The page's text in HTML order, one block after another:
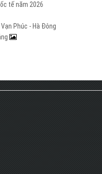
tế năm 2026
Phúc - Hà Đông